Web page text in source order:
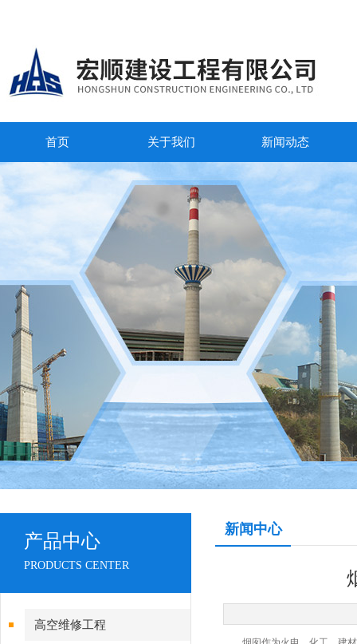
首页 关于我们 新闻动态
产品中心
PRODUCTS CENTER
高空维修工程
新闻中心